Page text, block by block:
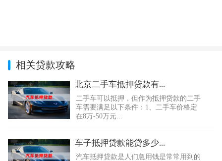
相关贷款攻略
北京二手车抵押贷款有...
二手车可以抵押，但作为抵押贷款的二手
车需要满足以下条件：1、二手车价格定
在8万-50万元...
车子抵押贷款能贷多少...
汽车抵押贷款是人们急用钱是常常用到的